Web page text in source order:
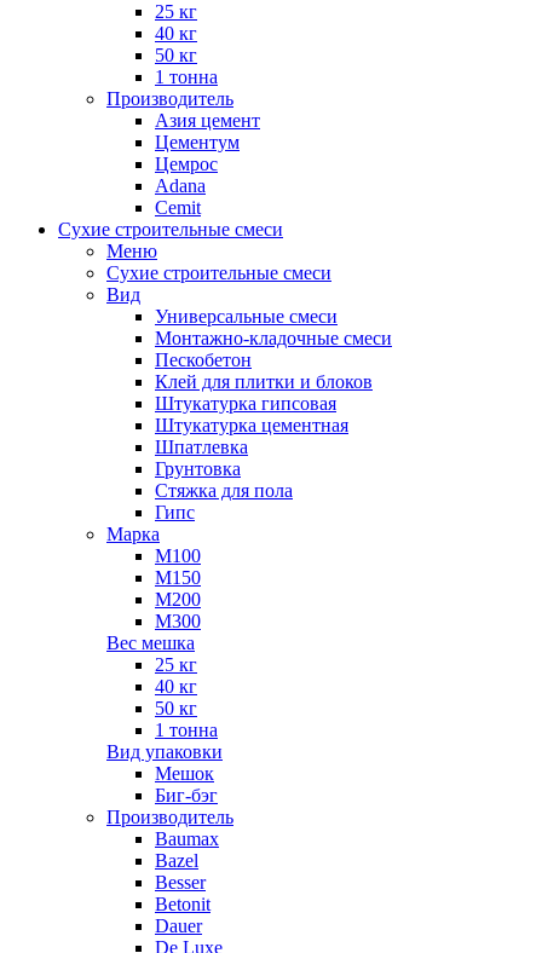
25 кг
40 кг
50 кг
1 тонна
Производитель
Азия цемент
Цементум
Цемрос
Adana
Cemit
Сухие строительные смеси
Меню
Сухие строительные смеси
Вид
Универсальные смеси
Монтажно-кладочные смеси
Пескобетон
Клей для плитки и блоков
Штукатурка гипсовая
Штукатурка цементная
Шпатлевка
Грунтовка
Стяжка для пола
Гипс
Марка
М100
М150
М200
М300
Вес мешка
25 кг
40 кг
50 кг
1 тонна
Вид упаковки
Мешок
Биг-бэг
Производитель
Baumax
Bazel
Besser
Betonit
Dauer
De Luxe